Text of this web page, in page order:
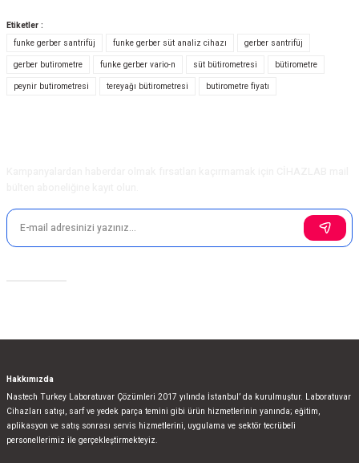
yetersiz gördüğünüz noktaları öneri formunu kullanarak tarafımıza
iletebilirsiniz.
Görüş ve önerileriniz için teşekkür ederiz.
Ürün resmi kalitesiz, bozuk veya görüntülenemiyor.
Etiketler :
funke gerber santrifüj
funke gerber süt analiz cihazı
gerber santrifüj
gerber butirometre
funke gerber vario-n süt bütirometresi
bütirometre
peynir butirometresi
tereyağı bütirometresi butirometre fiyatı
Hakkımızda
Nastech Turkey Laboratuvar Çözümleri 2017 yılında İstanbul’ da kurulmuştur. Laboratuvar
Cihazları satışı, sarf ve yedek parça temini gibi ürün hizmetlerinin yanında; eğitim,
aplikasyon ve satış sonrası servis hizmetlerini, uygulama ve sektör tecrübeli
personellerimiz ile gerçekleştirmekteyiz.